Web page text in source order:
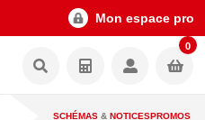
Mon espace pro
0
SCHÉMAS & NOTICESPROMOS